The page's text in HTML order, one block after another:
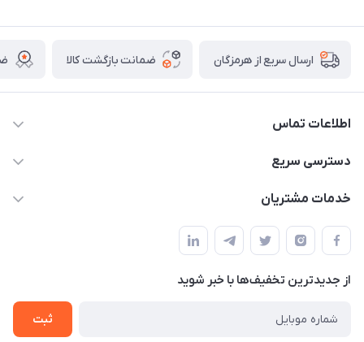
ارسال سریع از هرمزگان ضمانت بازگشت کالا
اطلاعات تماس
09170079505
دسترسی سریع
حساب کاربری
لیست محصولات
درباره ما
خدمات مشتریان
قوانین و مقررات
حریم خصوصی
راهنما
از جدید‌ترین تخفیف‌ها با‌ خبر شوید
ثبت